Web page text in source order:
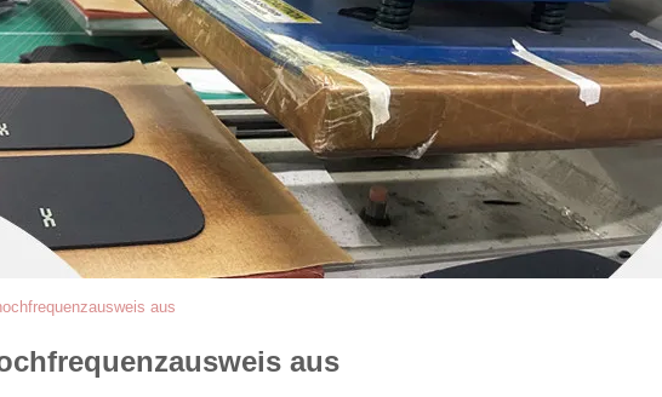
aus
aus